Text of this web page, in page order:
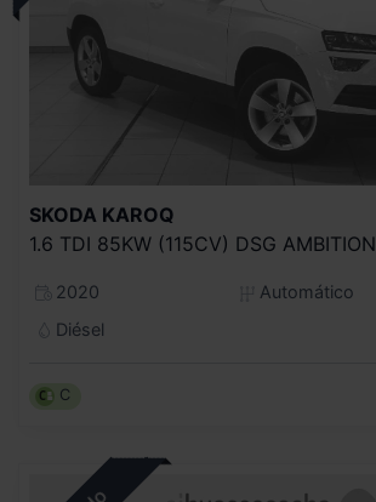
SKODA KAROQ
1.6 TDI 85KW (115CV) DSG AMBITION
2020
Automático
Diésel
C